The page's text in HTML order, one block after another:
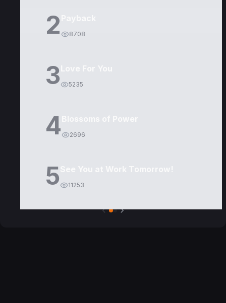
2 8708
3 5235
4 2696
5 11253